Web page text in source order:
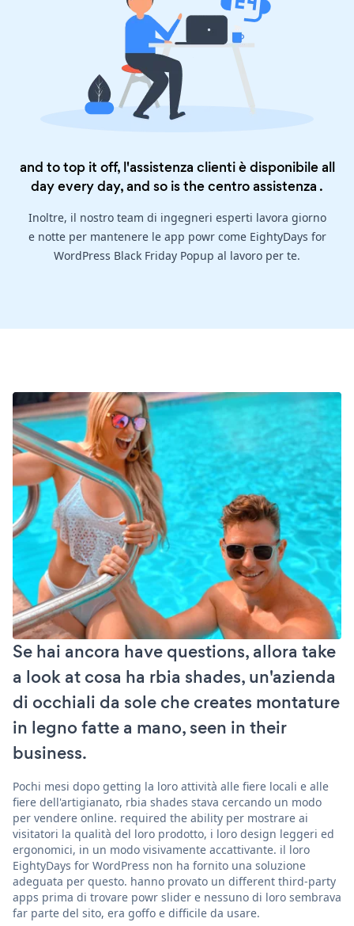
and to top it off, l'assistenza clienti è disponibile all
day every day, and so is thecentro assistenza .
Inoltre, il nostro team di ingegneri esperti lavora giorno
e notte per mantenere le app powr come EightyDays for
WordPress Black Friday Popup al lavoro per te.
Se hai ancora have questions, allora take
a look at cosa ha rbia shades, un'azienda
di occhiali da sole che creates montature
in legno fatte a mano, seen in their
business.
Pochi mesi dopo getting la loro attività alle fiere locali e alle
fiere dell'artigianato, rbia shades stava cercando un modo
per vendere online. required the ability per mostrare ai
visitatori la qualità del loro prodotto, i loro design leggeri ed
ergonomici, in un modo visivamente accattivante. il loro
EightyDays for WordPress non ha fornito una soluzione
adeguata per questo. hanno provato un different third-party
apps prima di trovare powr slider e nessuno di loro sembrava
far parte del sito, era goffo e difficile da usare.